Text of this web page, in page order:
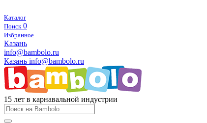
Каталог
Поиск 0
Избранное
Казань
info@bambolo.ru
Казань info@bambolo.ru
15 лет в карнавальной индустрии